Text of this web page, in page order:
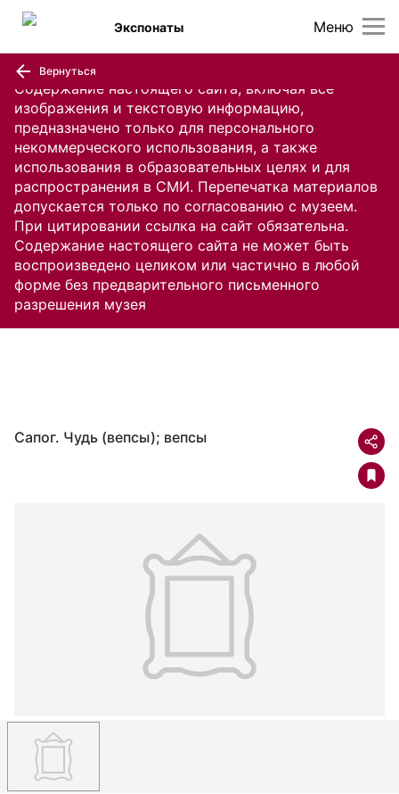
Содержание настоящего сайта, включая все
изображения и текстовую информацию,
предназначено только для персонального
некоммерческого использования, а также
использования в образовательных целях и для
распространения в СМИ. Перепечатка материалов
допускается только по согласованию с музеем.
При цитировании ссылка на сайт обязательна.
Содержание настоящего сайта не может быть
воспроизведено целиком или частично в любой
форме без предварительного письменного
разрешения музея
Меню
Экспонаты
Вернуться
Сапог. Чудь (вепсы); вепсы